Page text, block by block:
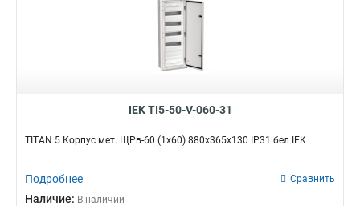
IEK TI5-50-V-060-31
TITAN 5 Корпус мет. ЩРв-60 (1х60) 880х365х130 IP31 бел IEK
Подробнее Сравнить
Наличие: В наличии